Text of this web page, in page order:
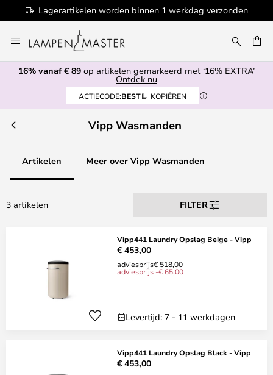
Lagerartikelen worden binnen 1 werkdag verzonden
naar
de
inhoud
16% vanaf € 89 op artikelen gemarkeerd met ‘16% EXTRA’
Ontdek nu
ACTIECODE:BEST KOPIËREN
Vipp Wasmanden
Artikelen Meer over Vipp Wasmanden
3 artikelen FILTER
Vipp441 Laundry Opslag Beige - Vipp
€ 453,00
adviesprijs€ 518,00
adviesprijs -€ 65,00
Levertijd: 7 - 11 werkdagen
Vipp441 Laundry Opslag Black - Vipp
€ 453,00